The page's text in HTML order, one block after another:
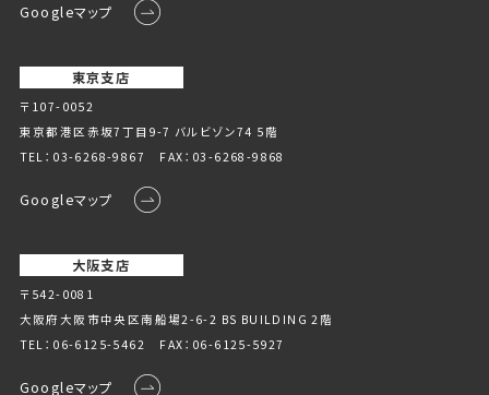
Googleマップ
東京支店
〒107-0052
東京都港区赤坂7丁目9-7 バルビゾン74 5階
TEL： 03-6268-9867 FAX：03-6268-9868
Googleマップ
大阪支店
〒542-0081
大阪府大阪市中央区南船場2-6-2 BS BUILDING 2階
TEL： 06-6125-5462 FAX：06-6125-5927
Googleマップ